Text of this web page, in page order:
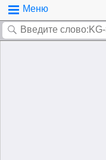
Меню